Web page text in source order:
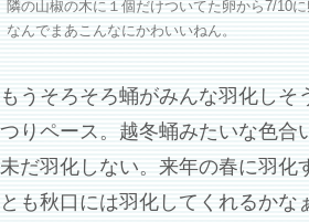
隣の山椒の木に１個だけついてた卵から7/10に
なんでまあこんなにかわいいねん。
もうそろそろ蛹がみんな羽化しそ
つりペース。越冬蛹みたいな色合
未だ羽化しない。来年の春に羽化
とも秋口には羽化してくれるかな